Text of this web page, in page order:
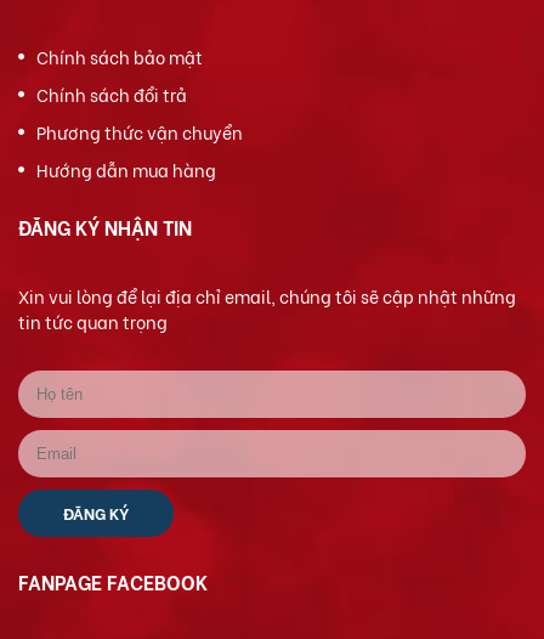
Chính sách bảo mật
Chính sách đổi trả
Phương thức vận chuyển
Hướng dẫn mua hàng
ĐĂNG KÝ NHẬN TIN
Xin vui lòng để lại địa chỉ email, chúng tôi sẽ cập nhật những
tin tức quan trọng
FANPAGE FACEBOOK